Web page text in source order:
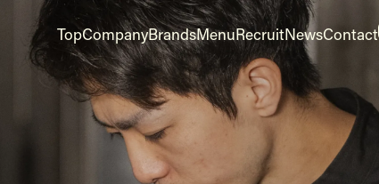
TopCompanyBrandsMenuRecruitNewsContact